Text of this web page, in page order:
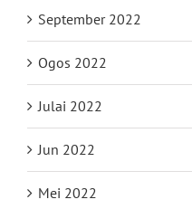
September 2022
Ogos 2022
Julai 2022
Jun 2022
Mei 2022